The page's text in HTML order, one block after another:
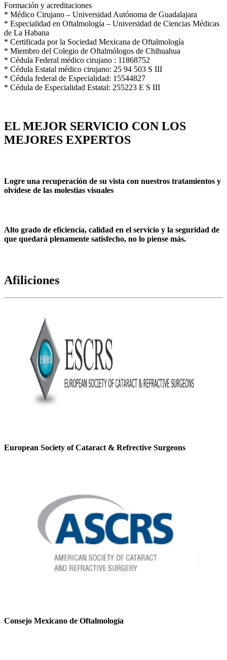
Formación y acreditaciones
* Médico Cirujano – Universidad Autónoma de Guadalajara
* Especialidad en Oftalmología – Universidad de Ciencias Médicas
de La Habana
* Certificada por la Sociedad Mexicana de Oftalmología
* Miembro del Colegio de Oftalmólogos de Chihuahua
* Cédula Federal médico cirujano : 11868752
* Cédula Estatal médico cirujano: 25 94 503 S III
* Cédula federal de Especialidad: 15544827
* ⁠Cédula de Especialidad Estatal: 255223 E S III
EL MEJOR SERVICIO CON LOS
MEJORES EXPERTOS
Logre una recuperación de su vista con nuestros tratamientos y
olvídese de las molestias visuales
Alto grado de eficiencia, calidad en el servicio y la seguridad de
que quedará plenamente satisfecho, no lo piense más.
Afiliciones
European Society of Cataract & Refrective Surgeons
Consejo Mexicano de Oftalmología